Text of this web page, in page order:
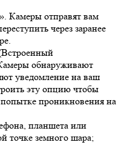
Камеры отправят вам
через заранее
обнаруживают
уведомление на ваш
эту опцию чтобы
проникновения на
планшета или
точке земного шара;